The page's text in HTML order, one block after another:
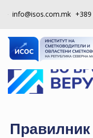
info@isos.com.mk
ЗА
НАС
РЕГИСТРИ
НА